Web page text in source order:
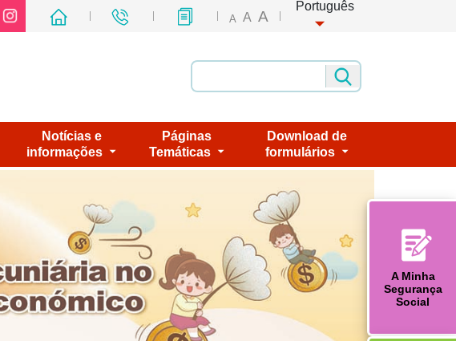
A A A
Português
Notícias e
informações
Páginas
Temáticas
Download de
formulários
A Minha
Segurança
Social